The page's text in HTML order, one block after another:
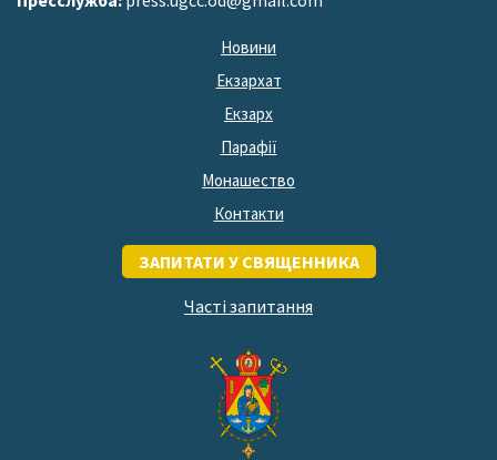
Новини
Екзархат
Екзарх
Парафії
Монашество
Контакти
ЗАПИТАТИ У СВЯЩЕННИКА
Часті запитання